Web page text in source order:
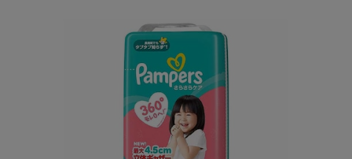
※ご確認ください
カートに入れる 購入手続きへ